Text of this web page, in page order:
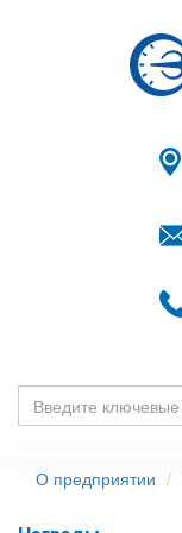
слова
О предприятии